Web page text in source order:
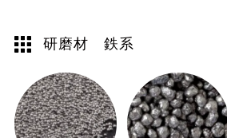
研磨材 鉄系